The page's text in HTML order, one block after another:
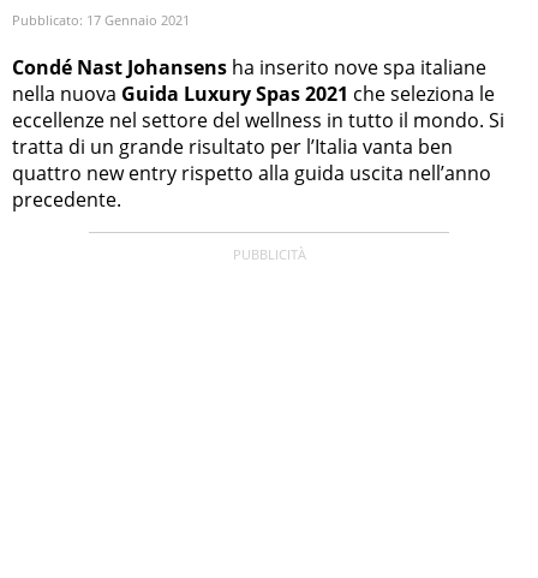
Pubblicato: 17 Gennaio 2021
Condé Nast Johansens ha inserito nove spa italiane
nella nuova Guida Luxury Spas 2021 che seleziona le
eccellenze nel settore del wellness in tutto il mondo. Si
tratta di un grande risultato per l’Italia vanta ben
quattro new entry rispetto alla guida uscita nell’anno
precedente.